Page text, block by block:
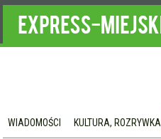
WIADOMOŚCI KULTURA, ROZRYWKA